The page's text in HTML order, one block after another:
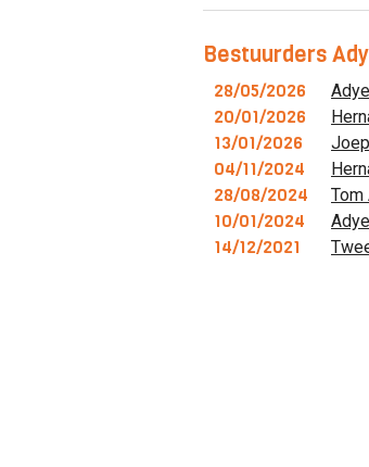
Bestuurders
28/05/2026
20/01/2026
13/01/2026
04/11/2024
28/08/2024
10/01/2024
14/12/2021